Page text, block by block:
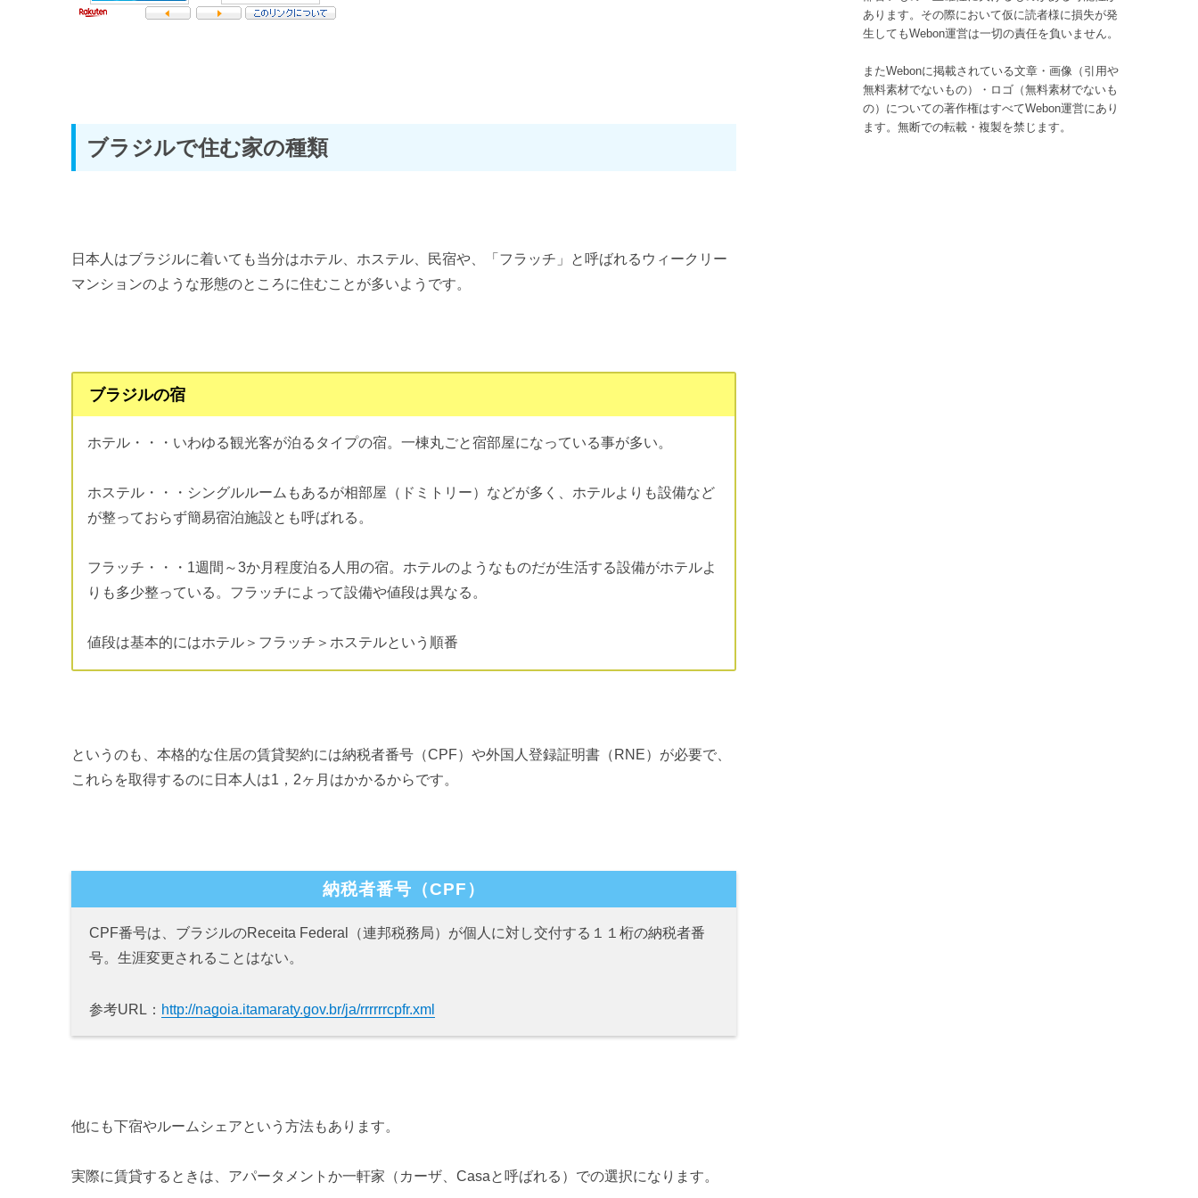
おわりに
ブラジルで住む家の種類
日本人はブラジルに着いても当分はホテル、ホステル、民宿や、「フラッチ」と呼ばれるウィークリー
マンションのような形態のところに住むことが多いようです。
ブラジルの宿
ホテル・・・いわゆる観光客が泊るタイプの宿。一棟丸ごと宿部屋になっている事が多い。
ホステル・・・シングルルームもあるが相部屋（ドミトリー）などが多く、ホテルよりも設備など
が整っておらず簡易宿泊施設とも呼ばれる。
フラッチ・・・1週間～3か月程度泊る人用の宿。ホテルのようなものだが生活する設備がホテルよ
りも多少整っている。フラッチによって設備や値段は異なる。
値段は基本的にはホテル＞フラッチ＞ホステルという順番
というのも、本格的な住居の賃貸契約には納税者番号（CPF）や外国人登録証明書（RNE）が必要で、
これらを取得するのに日本人は1，2ヶ月はかかるからです。
納税者番号（CPF）
CPF番号は、ブラジルのReceita Federal（連邦税務局）が個人に対し交付する１１桁の納税者番
号。生涯変更されることはない。
参考URL： http://nagoia.itamaraty.gov.br/ja/rrrrrrcpfr.xml
他にも下宿やルームシェアという方法もあります。
実際に賃貸するときは、アパータメントか一軒家（カーザ、Casaと呼ばれる）での選択になります。
あります。その際において仮に読者様に損失が発
生してもWebon運営は一切の責任を負いません。
またWebonに掲載されている文章・画像（引用や
無料素材でないもの）・ロゴ（無料素材でないも
の）についての著作権はすべてWebon運営にあり
ます。無断での転載・複製を禁じます。